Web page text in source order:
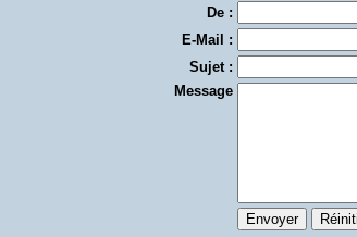
De :
E-Mail :
Sujet :
Message